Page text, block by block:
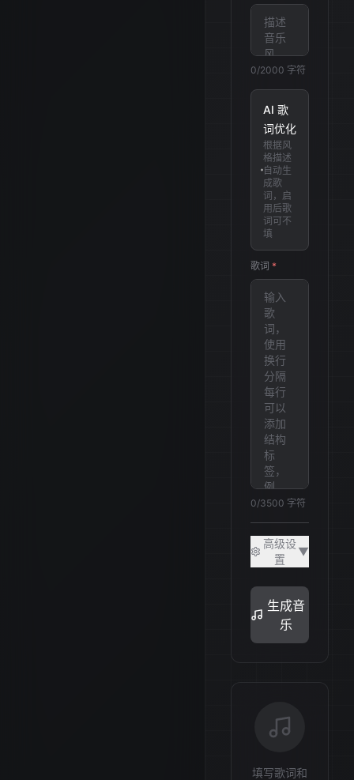
0/2000 字符
AI 歌
词优化
根据风
格描述
自动生
成歌
词，启
用后歌
词可不
填
歌词 *
0/3500 字符
高级设
置
▼
生成音
乐
填写歌词和